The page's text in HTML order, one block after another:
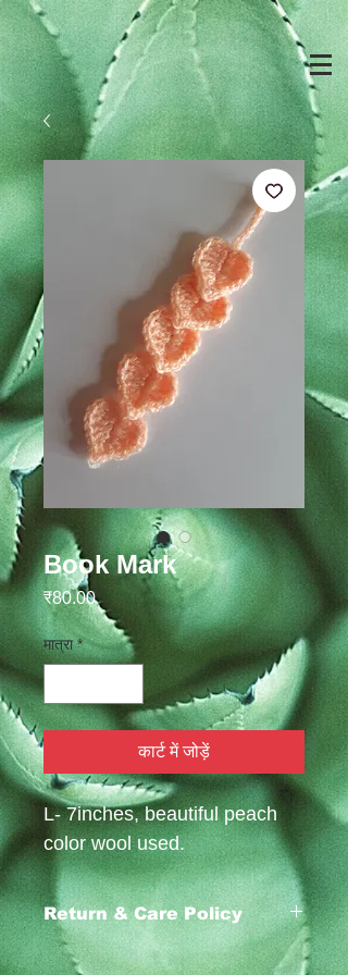
Book Mark
₹80.00मूल्य
मात्रा *
कार्ट में जोड़ें
L- 7inches, beautiful peach
color wool used.
Return & Care Policy
https://www.emafabrics.com/return-